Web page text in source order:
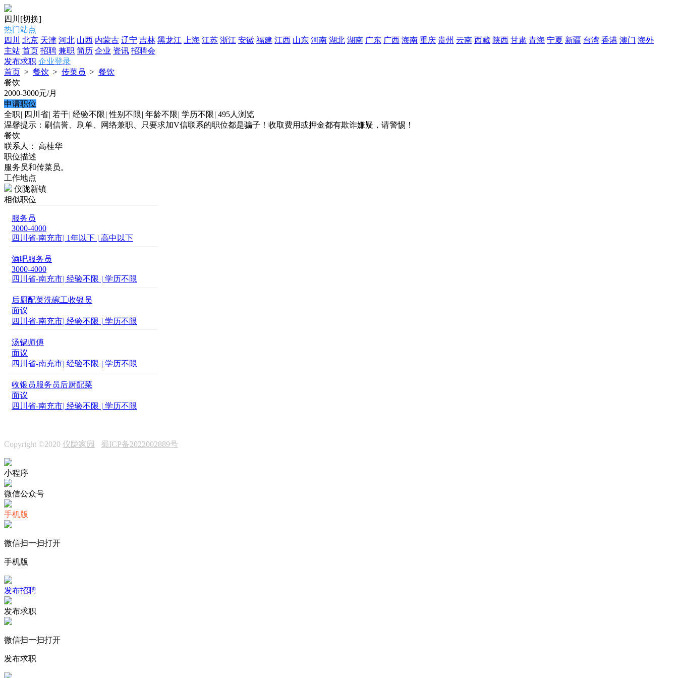
四川 [切换]
热门站点
四川
北京 天津 河北 山西 内蒙古 辽宁 吉林 黑龙江 上海 江苏 浙江 安徽 福建 江西 山东 河南 湖北 湖南 广东 广西 海南 重庆 贵州 云南 西藏 陕西 甘肃 青海 宁夏 新疆 台湾 香港 澳门 海外
主站 首页 招聘 兼职 简历 企业 资讯 招聘会
发布求职 企业登录
首页 > 餐饮 > 传菜员 > 餐饮
餐饮
2000-3000元/月
申请职位
全职| 四川省| 若干| 经验不限| 性别不限| 年龄不限| 学历不限| 495人浏览
温馨提示：刷信誉、刷单、网络兼职、只要求加V信联系的职位都是骗子！收取费用或押金都有欺诈嫌疑，请警惕！
餐饮
联系人： 高桂华
职位描述
服务员和传菜员。
工作地点
仪陇新镇
相似职位
服务员
3000-4000
四川省-南充市| 1年以下 | 高中以下
酒吧服务员
3000-4000
四川省-南充市| 经验不限 | 学历不限
后厨配菜洗碗工收银员
面议
四川省-南充市| 经验不限 | 学历不限
汤锅师傅
面议
四川省-南充市| 经验不限 | 学历不限
收银员服务员后厨配菜
面议
四川省-南充市| 经验不限 | 学历不限
Copyright ©2020 仪陇家园 蜀ICP备2022002889号
小程序
微信公众号
手机版
微信扫一扫打开
手机版
发布招聘
发布求职
微信扫一扫打开
发布求职